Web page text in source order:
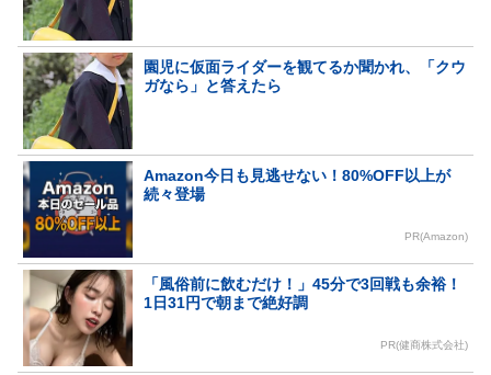
園児に仮面ライダーを観てるか聞かれ、「クウ
ガなら」と答えたら
Amazon今日も見逃せない！80%OFF以上が
続々登場
PR(Amazon)
「風俗前に飲むだけ！」45分で3回戦も余裕！
1日31円で朝まで絶好調
PR(健商株式会社)